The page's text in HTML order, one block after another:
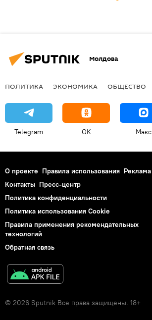
Молдова
ПОЛИТИКА ЭКОНОМИКА ОБЩЕСТВО
Telegram OK Макс
О проекте Правила использования Реклама
Контакты Пресс-центр
Политика конфиденциальности
Политика использования Cookie
Правила применения рекомендательных
технологий
Обратная связь
© 2026 Sputnik Все права защищены. 18+